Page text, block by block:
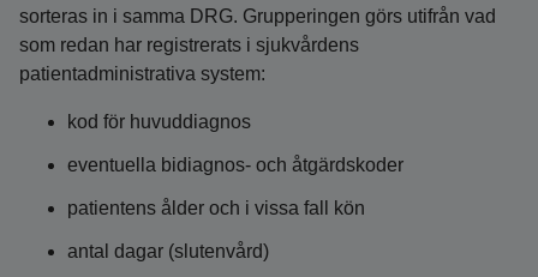
sorteras in i samma DRG. Grupperingen görs utifrån vad
som redan har registrerats i sjukvårdens
patientadministrativa system:
kod för huvuddiagnos
eventuella bidiagnos- och åtgärdskoder
patientens ålder och i vissa fall kön
antal dagar (slutenvård)